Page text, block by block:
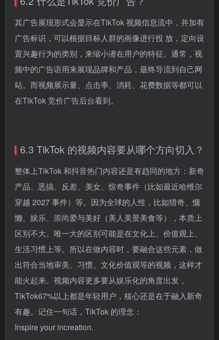
其广告展现形式会显示在TikTok 视频信息流中，并加有
广告标识，可以根据目标人群的画像进行投 放，定向设
置兴趣行为的类别，来缩小潜在用户的特征。通常，视
频中的广告语用来展现品牌和产品，最终导流到自己网
站。而视频展示量、点击率、消耗、花费数据等都可以
在TikTok 竞价广告后台看到。
6.3 TikTok 的视频内容要从哪个方向切入？
整体上TikTok 和抖音热门内容还是有趋同的地方：新奇
产品、恶搞、反差、美女、惊奇事件（比如最近哈维尔
穿越 2027 事件）等。因为全球的人性，比如猎奇、慵
懒、娱乐、崇尚爱与美好（美人美景美食等），本质上
区别不大。唯一大的区别可能是在文化上、价值观上、
生活习惯上等。所以在做内容时，要融合这些元素，做
出符合当地审美、习惯、文化价值观等的视频，这样才
能火起来。视频内容更多要从娱乐化的角度出发，
TikTok67%以上都是年轻用户，核心还是在于融入新奇
有趣。记住一句话，TikTok 的理念：
Inspire your increation.